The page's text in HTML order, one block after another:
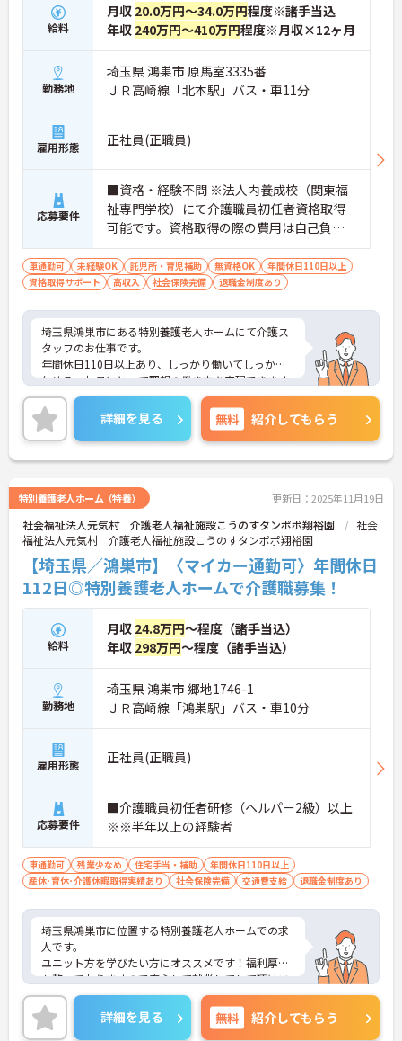
給料
月収 20.0万円～34.0万円程度※諸手当込
年収 240万円～410万円程度※月収×12ヶ月
勤務地
埼玉県 鴻巣市 原馬室3335番
ＪＲ高崎線「北本駅」バス・車11分
雇用形態 正社員(正職員)
応募要件
■資格・経験不問 ※法人内養成校（関東福
祉専門学校）にて介護職員初任者資格取得
可能です。資格取得の際の費用は自己負担
となります。 ■介護職員初任者、介護職員
実務者研修、介護福祉士（見込み）の資格
があれば尚可
車通勤可 未経験OK 託児所・育児補助 無資格OK
年間休日110日以上
資格取得サポート
高収入 社会保険完備 退職金制度あり
埼玉県鴻巣市にある特別養護老人ホームにて介護ス
タッフのお仕事です。
年間休日110日以上あり、しっかり働いてしっかり
休める、社員にとって理想の働き方を実現できます
♪
ご興味ある方には、面接対策ポイントなど、さらに
詳細をお話しいたしますのでお気軽にご相談くださ
い。
詳細を見る 無料 紹介してもらう
特別養護老人ホーム（特養） 更新日：2025年11月19日
社会福祉法人元気村 介護老人福祉施設こうのすタンポポ翔裕園
社会
福祉法人元気村 介護老人福祉施設こうのすタンポポ翔裕園
【埼玉県／鴻巣市】〈マイカー通勤可〉年間休日
112日◎特別養護老人ホームで介護職募集！
給料
月収 24.8万円～程度（諸手当込）
年収 298万円～程度（諸手当込）
勤務地
埼玉県 鴻巣市 郷地1746-1
ＪＲ高崎線「鴻巣駅」バス・車10分
雇用形態 正社員(正職員)
応募要件
■介護職員初任者研修（ヘルパー2級）以上
※※半年以上の経験者
車通勤可 残業少なめ 住宅手当・補助
年間休日110日以上
産休･育休･介護休暇取得実績あり
社会保険完備 交通費支給 退職金制度あり
埼玉県鴻巣市に位置する特別養護老人ホームでの求
人です。
ユニット方を学びたい方にオススメです！福利厚生
も整っておりますので安心して就業してして頂けま
す。
またマイカー通勤OKなので、通勤のストレスが少な
いのも嬉しいポイントです★
詳細を見る 無料 紹介してもらう